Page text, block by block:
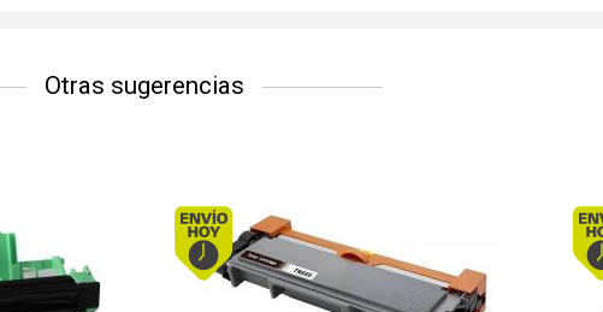
Otras sugerencias
Envío hoy. Comprando antes de 13Hs.